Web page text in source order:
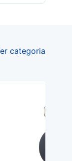
categoria